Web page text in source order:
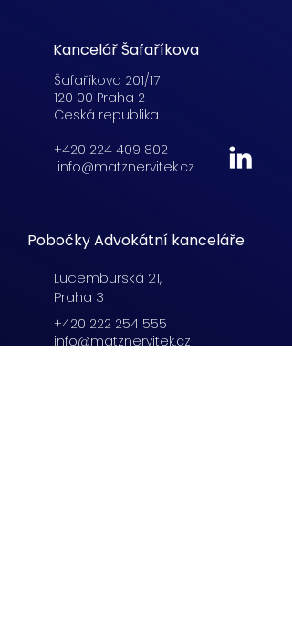
Kancelář Šafaříkova
Šafaříkova 201/17
120 00 Praha 2
Česká republika
+420 224 409 802
info@matznervitek.cz
Pobočky Advokátní kanceláře
Lucemburská 21,
Praha 3
+420 222 254 555
info@matznervitek.cz